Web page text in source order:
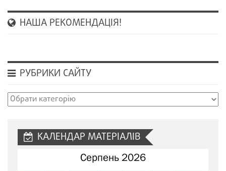
НАША РЕКОМЕНДАЦІЯ!
РУБРИКИ САЙТУ
Рубрики
КАЛЕНДАР МАТЕРІАЛІВ
Серпень 2026